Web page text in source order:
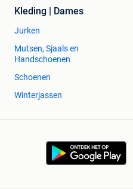
Kleding | Dames
Jurken
Mutsen, Sjaals en
Handschoenen
Schoenen
Winterjassen